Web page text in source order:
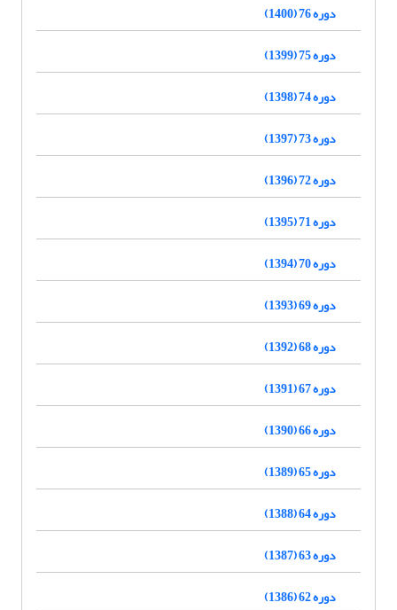
دوره 76 (1400)
دوره 75 (1399)
دوره 74 (1398)
دوره 73 (1397)
دوره 72 (1396)
دوره 71 (1395)
دوره 70 (1394)
دوره 69 (1393)
دوره 68 (1392)
دوره 67 (1391)
دوره 66 (1390)
دوره 65 (1389)
دوره 64 (1388)
دوره 63 (1387)
دوره 62 (1386)